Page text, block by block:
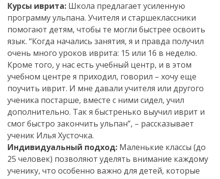
Курсы иврита: Школа предлагает усиленную
программу ульпана. Учителя и старшеклассники
помогают детям, чтобы те могли быстрее освоить
язык. “Когда начались занятия, я и правда получил
очень много уроков иврита: 15 или 16 в неделю.
Кроме того, у нас есть учебный центр, и в этом
учебном центре я приходил, говорил – хочу еще
поучить иврит. И мне давали учителя или другого
ученика постарше, вместе с ними сидел, учил
дополнительно. Так я быстренько выучил иврит и
смог быстро закончить ульпан”, – рассказывает
ученик Илья Хусточка.
Индивидуальный подход: Маленькие классы (до
25 человек) позволяют уделять внимание каждому
ученику, что особенно важно для детей, которые